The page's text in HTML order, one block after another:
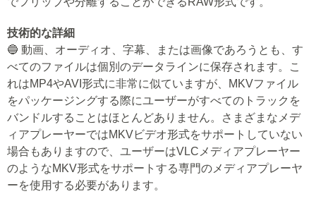
技術的な詳細
🔵 動画、オーディオ、字幕、または画像であろうとも、す
べてのファイルは個別のデータラインに保存されます。こ
れはMP4やAVI形式に非常に似ていますが、MKVファイル
をパッケージングする際にユーザーがすべてのトラックを
バンドルすることはほとんどありません。さまざまなメデ
ィアプレーヤーではMKVビデオ形式をサポートしていない
場合もありますので、ユーザーはVLCメディアプレーヤー
のようなMKV形式をサポートする専門のメディアプレーヤ
ーを使用する必要があります。